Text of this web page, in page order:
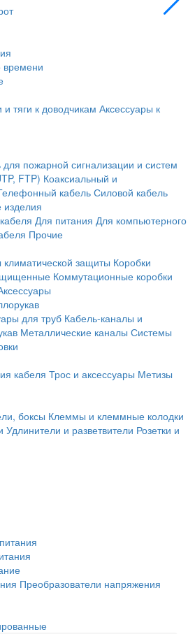
времени
и тяги к доводчикам Аксессуары к
для пожарной сигнализации и систем
FTP) Коаксиальный и
кабель Силовой кабель
Для питания Для компьютерного
Прочие
защиты Коробки
Коммутационные коробки
для труб Кабель-каналы и
Металлические каналы Системы
кабеля Трос и аксессуары Метизы
боксы Клеммы и клеммные колодки
Удлинители и разветвители Розетки и
Преобразователи напряжения